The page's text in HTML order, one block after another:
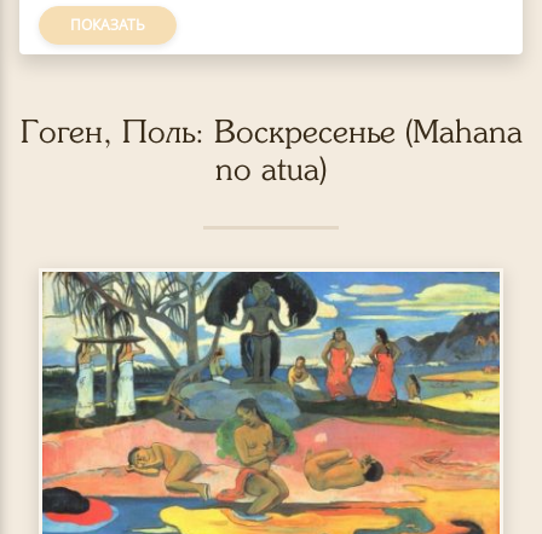
ПОКАЗАТЬ
Гоген, Поль: Воскресенье (Mahana
no atua)